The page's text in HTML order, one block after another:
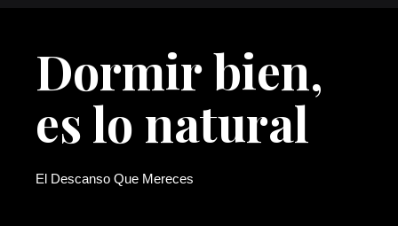
Dormir bien,
es lo natural
El Descanso Que Mereces